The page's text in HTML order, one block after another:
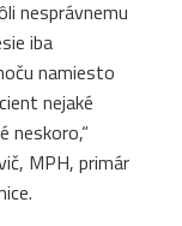
nesprávnemu
iba
namiesto
nejaké
neskoro,“
MPH, primár